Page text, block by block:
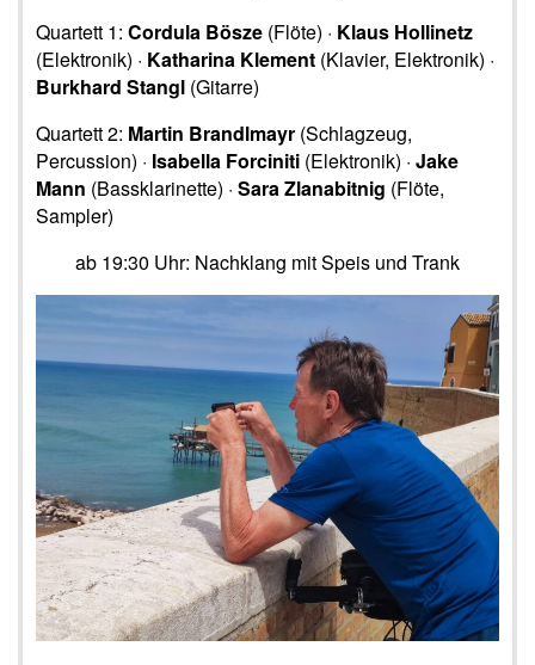
Quartett 1: Cordula Bösze (Flöte) · Klaus Hollinetz
(Elektronik) · Katharina Klement (Klavier, Elektronik) ·
Burkhard Stangl (Gitarre)
Quartett 2: Martin Brandlmayr (Schlagzeug,
Percussion) · Isabella Forciniti (Elektronik) · Jake
Mann (Bassklarinette) · Sara Zlanabitnig (Flöte,
Sampler)
ab 19:30 Uhr: Nachklang mit Speis und Trank